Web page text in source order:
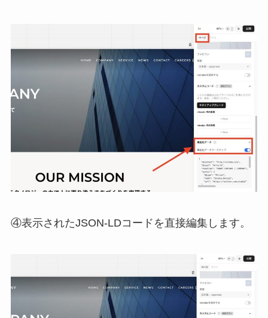
④表示されたJSON-LDコードを直接編集します。